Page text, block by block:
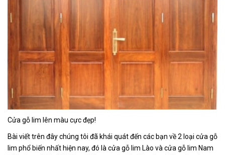
Cửa gỗ lim lên màu cực đẹp!
Bài viết trên đây chúng tôi đã khái quát đến các bạn về 2 loại cửa gỗ
lim phổ biến nhất hiện nay, đó là cửa gỗ lim Lào và cửa gỗ lim Nam